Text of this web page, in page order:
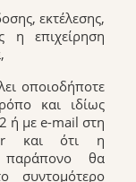
εκτέλεσης,
η επιχείρηση
οποιοδήποτε
και ιδίως
ή με e-mail στη
και ότι η
παράπονο θα
συντομότερο